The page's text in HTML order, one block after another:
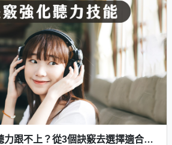
【日文學習】日文聽力跟不上？從3個訣竅去選擇適合的練習方式，紮實強化聽力技能！